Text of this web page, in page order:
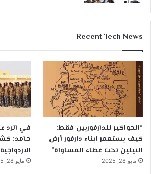
Recent Tech News
“الحواكير للدارفوريين فقط:
كيف يستعمر ابناء دارفور أرض
النيلين تحت غطاء المساواة”
مايو 28, 2025
في الرد
حامد:
الازدواجية
مايو 28, 2025